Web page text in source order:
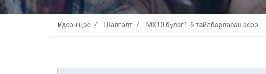
Үндсэн цэс Шалгалт МХ10 бүлэг1-5 тайлбарласан эсээ